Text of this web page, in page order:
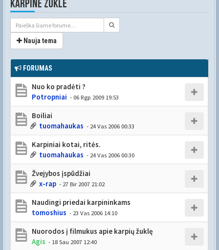
KARPINĖ ŽŪKLĖ
Nauja tema
FORUMAS
Nuo ko pradėti ?
Potropniai - 06 Rgp 2009 19:53
Boiliai
tuomahaukas - 24 Vas 2006 00:33
Karpiniai kotai, ritės.
tuomahaukas - 24 Vas 2006 00:30
Žvejybos įspūdžiai
x-rap - 27 Bir 2007 21:02
Naudingi priedai karpininkams
tomoshius - 23 Vas 2006 14:10
Nuorodos į filmukus apie karpių žuklę
Agis - 18 Sau 2007 12:40